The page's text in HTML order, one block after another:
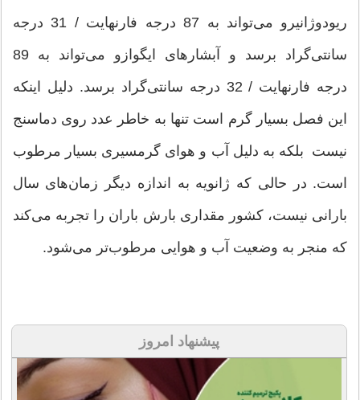
ریودوژانیرو می‌تواند به 87 درجه فارنهایت / 31 درجه
سانتی‌گراد برسد و آبشارهای ایگوازو می‌تواند به 89
درجه فارنهایت / 32 درجه سانتی‌گراد برسد. دلیل اینکه
این فصل بسیار گرم است تنها به خاطر عدد روی دماسنج
نیست بلکه به دلیل آب و هوای گرمسیری بسیار مرطوب
است. در حالی که ژانویه به اندازه دیگر زمان‌های سال
بارانی نیست، کشور مقداری بارش باران را تجربه می‌کند
که منجر به وضعیت آب و هوایی مرطوب‌تر می‌شود.
پیشنهاد امروز